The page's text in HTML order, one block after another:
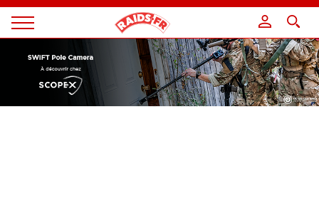
Magazine
Panneau de gestion des cookies